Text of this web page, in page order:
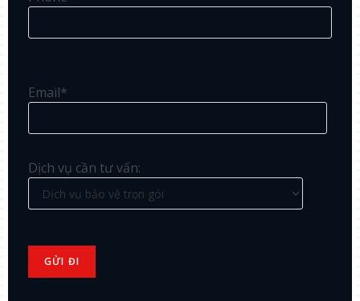
Email*
Dịch vụ cần tư vấn: